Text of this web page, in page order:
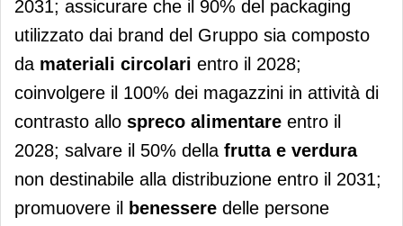
2031; assicurare che il 90% del packaging
utilizzato dai brand del Gruppo sia composto
da materiali circolari entro il 2028;
coinvolgere il 100% dei magazzini in attività di
contrasto allo spreco alimentare entro il
2028; salvare il 50% della frutta e verdura
non destinabile alla distribuzione entro il 2031;
promuovere il
benessere delle persone